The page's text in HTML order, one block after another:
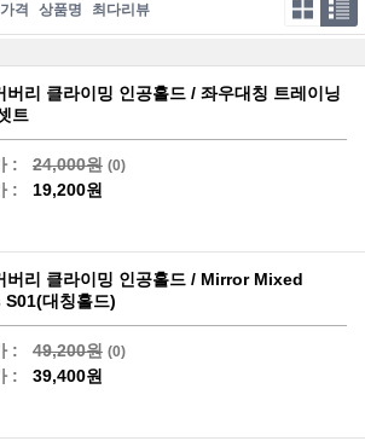
격 상품명 최다리뷰
버리 클라이밍 인공홀드 / 좌우대칭 트레이닝
트
: 24,000원 (0)
: 19,200원
버리 클라이밍 인공홀드 / Mirror Mixed
대칭홀드)
: 49,200원 (0)
: 39,400원